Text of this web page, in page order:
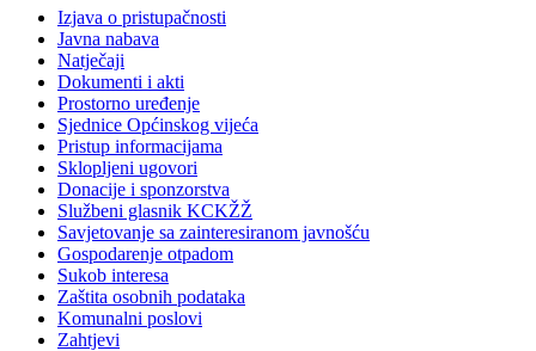
Izjava o pristupačnosti
Javna nabava
Natječaji
Dokumenti i akti
Prostorno uređenje
Sjednice Općinskog vijeća
Pristup informacijama
Sklopljeni ugovori
Donacije i sponzorstva
Službeni glasnik KCKŽŽ
Savjetovanje sa zainteresiranom javnošću
Gospodarenje otpadom
Sukob interesa
Zaštita osobnih podataka
Komunalni poslovi
Zahtjevi